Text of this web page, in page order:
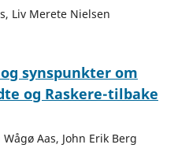
Liv Merete Nielsen
synspunkter om
og Raskere-tilbake
Aas, John Erik Berg